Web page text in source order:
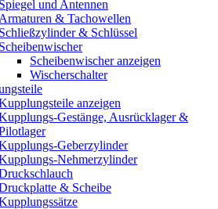
Spiegel und Antennen
Armaturen & Tachowellen
Schließzylinder & Schlüssel
Scheibenwischer
Scheibenwischer anzeigen
Wischerschalter
anzeigen
Gestänge, Ausrücklager &
Geberzylinder
Nehmerzylinder
& Scheibe